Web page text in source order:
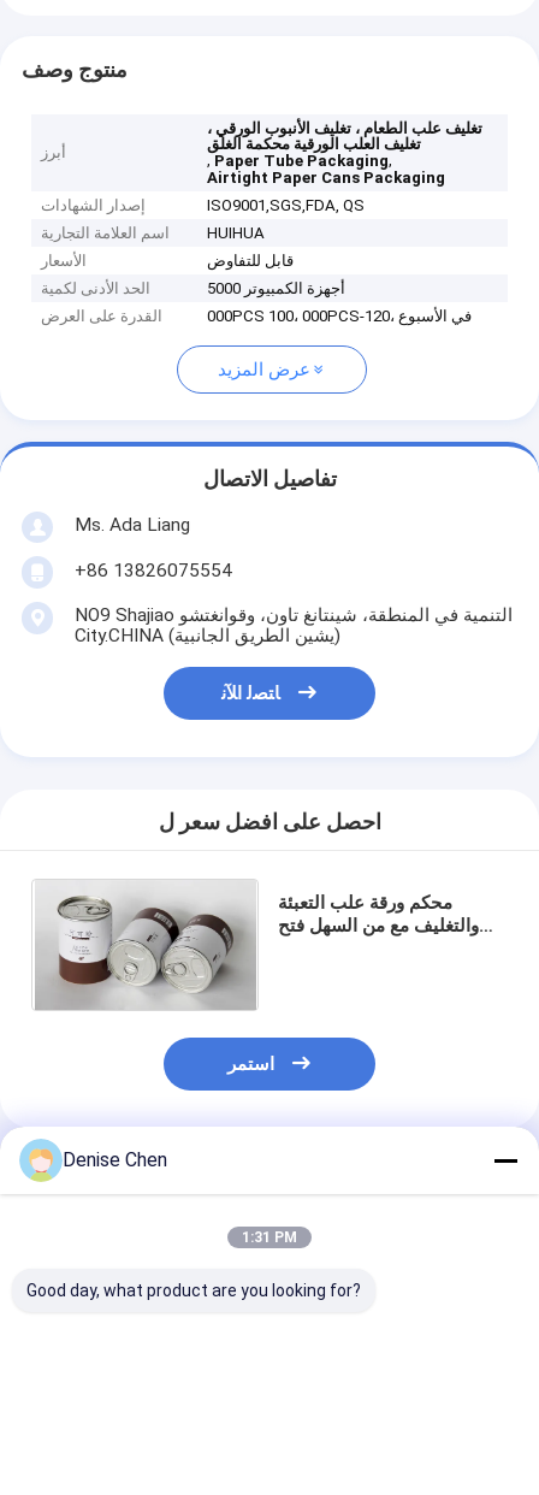
منتوج وصف
أبرز
تغليف علب الطعام ، تغليف الأنبوب الورقي ،
تغليف العلب الورقية محكمة الغلق
,Paper Tube Packaging,
Airtight Paper Cans Packaging
إصدار الشهادات
ISO9001,SGS,FDA, QS
اسم العلامة التجارية
HUIHUA
الأسعار
قابل للتفاوض
الحد الأدنى لكمية
أجهزة الكمبيوتر 5000
القدرة على العرض
000PCS 100، 000PCS-120، في الأسبوع
عرض المزيد
تفاصيل الاتصال
Ms. Ada Liang
+86 13826075554
NO9 Shajiao التنمية في المنطقة، شينتانغ تاون، وقوانغتشو
City.CHINA (يشين الطريق الجانبية)
ﺎﺘﺼﻟ ﺍﻶﻧ
احصل على افضل سعر ل
محكم ورقة علب التعبئة
والتغليف مع من السهل فتح
استمر
المنتجات الموصى بها
Denise Chen
1:31 PM
Good day, what product are you looking for?